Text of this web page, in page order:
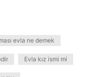
evla ne demek
Evla kız ismi mi